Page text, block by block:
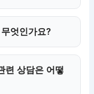
엇인가요?
련 상담은 어떻